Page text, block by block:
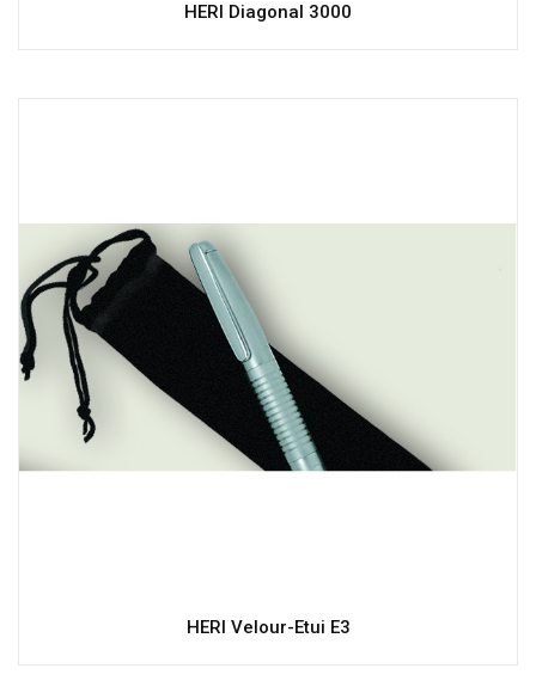
HERI Diagonal 3000
HERI Velour-Etui E3